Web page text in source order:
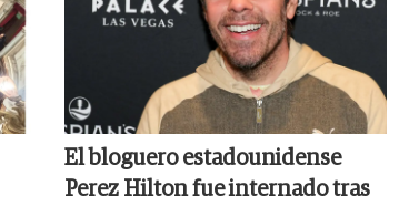
El bloguero estadounidense
Perez Hilton fue internado tras